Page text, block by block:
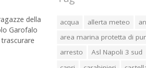
della
Garofalo
acqua allerta meteo
area marina protetta di
arresto
Asl Napoli 3 sud